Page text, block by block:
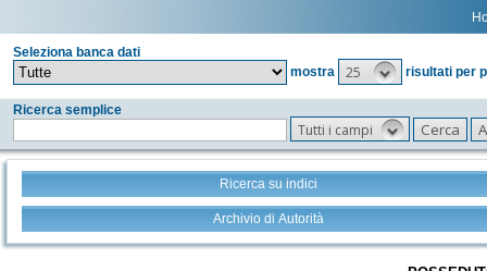
Seleziona banca dati
mostra
25 risultati per
Ricerca semplice
Tutti i campi
Ricerca su indici
Archivio di Autorità